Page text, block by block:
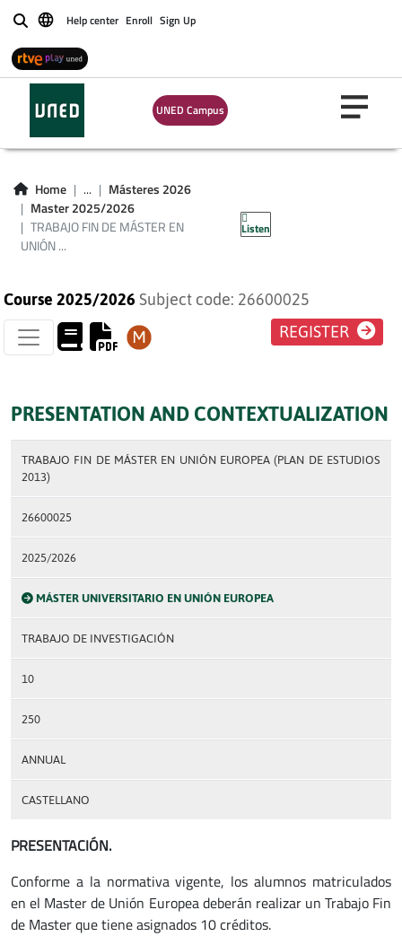
BuscarHelp center Enroll Sign Up
UNED Campus
Home ...
Másteres 2026
Master 2025/2026
TRABAJO FIN DE MÁSTER EN
UNIÓN ...
Listen
TRABAJO FIN DE
MÁSTER EN UNIÓN
EUROPEA (PLAN DE
ESTUDIOS 2013)
Course 2025/2026 Subject code: 26600025
REGISTER
PRESENTATION AND CONTEXTUALIZATION
TRABAJO FIN DE MÁSTER EN UNIÓN EUROPEA (PLAN DE ESTUDIOS
2013)
26600025
2025/2026
MÁSTER UNIVERSITARIO EN UNIÓN EUROPEA
TRABAJO DE INVESTIGACIÓN
10
250
ANNUAL
CASTELLANO
PRESENTACIÓN.
Conforme a la normativa vigente, los alumnos matriculados
en el Master de Unión Europea deberán realizar un Trabajo Fin
de Master que tiene asignados 10 créditos.